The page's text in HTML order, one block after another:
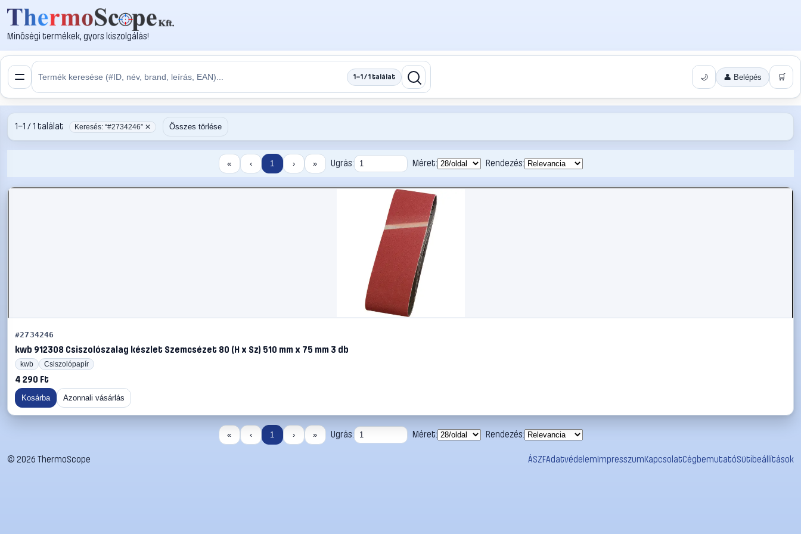
Minőségi termékek, gyors kiszolgálás!
1–1 / 1 találat 🌙 👤 Belépés 🛒
1–1 / 1 találat Keresés: “#2734246” ✕ Összes törlése
« ‹ 1 › » Ugrás: Méret: Rendezés:
#2734246
kwb 912308 Csiszolószalag készlet Szemcsézet 80 (H x Sz) 510 mm x 75 mm 3 db
kwb Csiszolópapír
4 290 Ft
Kosárba Azonnali vásárlás
« ‹ 1 › » Ugrás: Méret: Rendezés:
© 2026 ThermoScope ÁSZFAdatvédelemImpresszumKapcsolatCégbemutatóSütibeállítások